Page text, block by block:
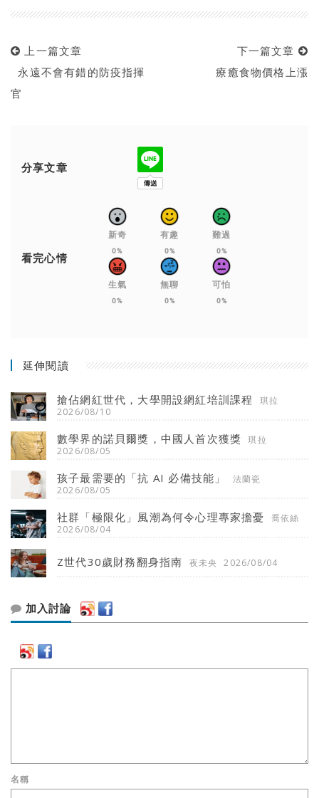
上一篇文章
永遠不會有錯的防疫指揮
官
下一篇文章
療癒食物價格上漲
分享文章
看完心情
新奇
0%
有趣
0%
難過
0%
生氣
0%
無聊
0%
可怕
0%
延伸閱讀
搶佔網紅世代，大學開設網紅培訓課程
琪拉
2026/08/10
數學界的諾貝爾獎，中國人首次獲獎
琪拉
2026/08/05
孩子最需要的「抗 AI 必備技能」
法蘭瓷
2026/08/05
社群「極限化」風潮為何令心理專家擔憂
喬依絲
2026/08/04
Z世代30歲財務翻身指南 夜未央 2026/08/04
加入討論
名稱